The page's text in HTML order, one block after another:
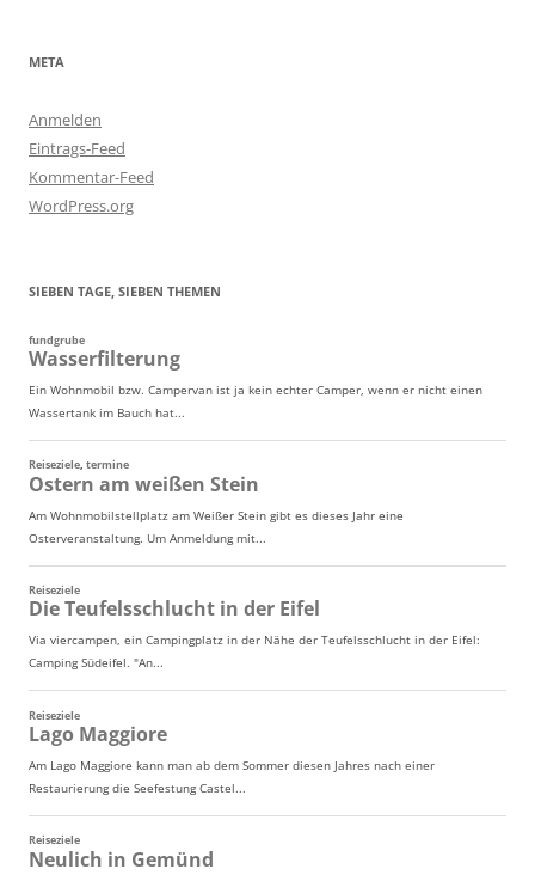
META
Anmelden
Eintrags-Feed
Kommentar-Feed
WordPress.org
SIEBEN TAGE, SIEBEN THEMEN